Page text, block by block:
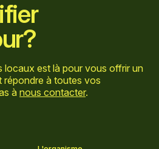
locaux est là pour vous offrir un
répondre à toutes vos
à nous contacter.